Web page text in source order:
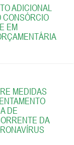
ADICIONAL
CONSÓRCIO
EM
MEDIDAS
DE
DA